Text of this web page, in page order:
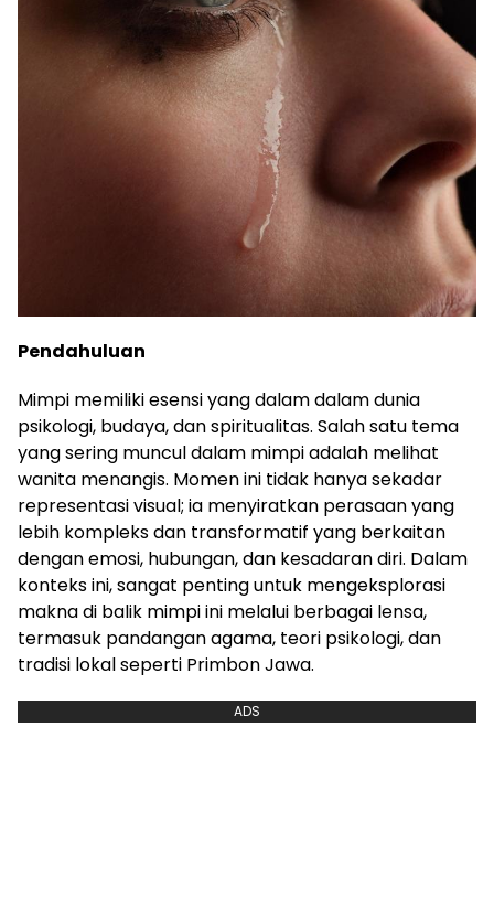
Pendahuluan
Mimpi memiliki esensi yang dalam dalam dunia
psikologi, budaya, dan spiritualitas. Salah satu tema
yang sering muncul dalam mimpi adalah melihat
wanita menangis. Momen ini tidak hanya sekadar
representasi visual; ia menyiratkan perasaan yang
lebih kompleks dan transformatif yang berkaitan
dengan emosi, hubungan, dan kesadaran diri. Dalam
konteks ini, sangat penting untuk mengeksplorasi
makna di balik mimpi ini melalui berbagai lensa,
termasuk pandangan agama, teori psikologi, dan
tradisi lokal seperti Primbon Jawa.
ADS